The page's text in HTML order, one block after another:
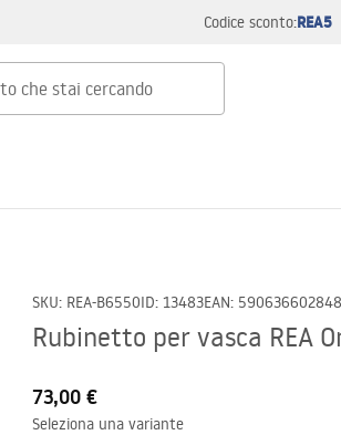
Codice sconto:REA5
SKU: REA-B6550ID: 13483EAN:
Rubinetto per vasca REA
73,00 €
Seleziona una variante